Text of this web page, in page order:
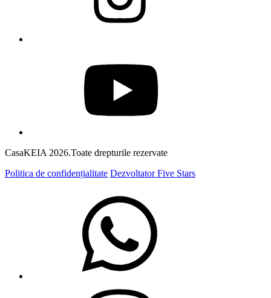
CasaKEIA 2026.Toate drepturile rezervate
Politica de confidențialitate Dezvoltator Five Stars